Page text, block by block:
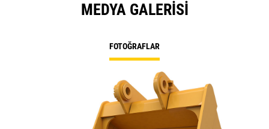
MEDYA GALERISI
FOTOĞRAFLAR